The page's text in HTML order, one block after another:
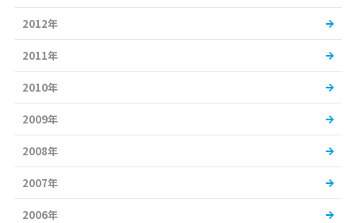
2012年
2011年
2010年
2009年
2008年
2007年
2006年